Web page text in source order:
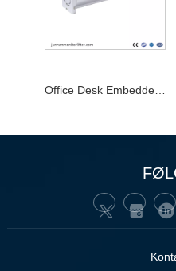
Office Desk Embedded Pop Up Desktop Socket